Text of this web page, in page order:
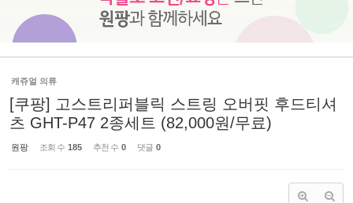
캐쥬얼 의류
[쿠팡] 고스트리퍼블릭 스트링 오버핏 후드티셔
츠 GHT-P47 2종세트 (82,000원/무료)
원팡 조회 수 185 추천 수 0 댓글 0